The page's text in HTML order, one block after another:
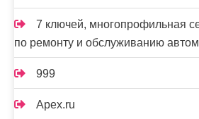
7 ключей, многопрофильная
по ремонту и обслуживанию
999
Apex.ru